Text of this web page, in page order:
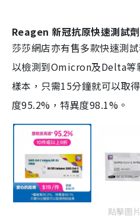
Reagen 新冠抗原快速測試劑
莎莎網店亦有售多款快速測
以檢測到Omicron及Delta等
樣本，只需15分鐘就可以取
度95.2%，特異度98.1%。
點擊圖